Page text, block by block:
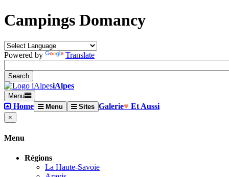
Campings Domancy
Powered by Translate
iAlpes
Menu
Home Menu Sites Galerie♥ Et Aussi
×
Menu
Régions
La Haute-Savoie